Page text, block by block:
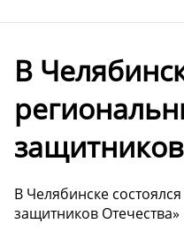
В
В Челябинске
защитников Отечества»